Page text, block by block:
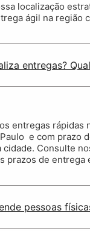
localização
ágil na região
entregas?
entregas rápidas
e com prazo
cidade. Consulte
prazos de entrega
pessoas